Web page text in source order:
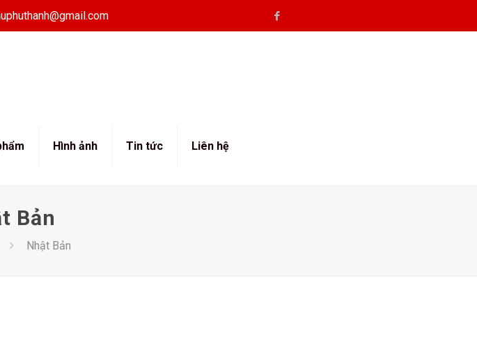
Hình ảnh Tin tức Liên hệ
Bản
Nhật Bản